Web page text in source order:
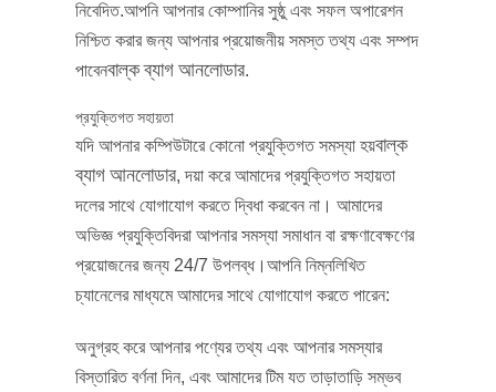
নিবেদিত.আপনি আপনার কোম্পানির সুষ্ঠু এবং সফল অপারেশন
নিশ্চিত করার জন্য আপনার প্রয়োজনীয় সমস্ত তথ্য এবং সম্পদ
পাবেনবাল্ক ব্যাগ আনলোডার.
প্রযুক্তিগত সহায়তা
যদি আপনার কম্পিউটারে কোনো প্রযুক্তিগত সমস্যা হয়বাল্ক
ব্যাগ আনলোডার, দয়া করে আমাদের প্রযুক্তিগত সহায়তা
দলের সাথে যোগাযোগ করতে দ্বিধা করবেন না। আমাদের
অভিজ্ঞ প্রযুক্তিবিদরা আপনার সমস্যা সমাধান বা রক্ষণাবেক্ষণের
প্রয়োজনের জন্য 24/7 উপলব্ধ।আপনি নিম্নলিখিত
চ্যানেলের মাধ্যমে আমাদের সাথে যোগাযোগ করতে পারেন:
অনুগ্রহ করে আপনার পণ্যের তথ্য এবং আপনার সমস্যার
বিস্তারিত বর্ণনা দিন, এবং আমাদের টিম যত তাড়াতাড়ি সম্ভব